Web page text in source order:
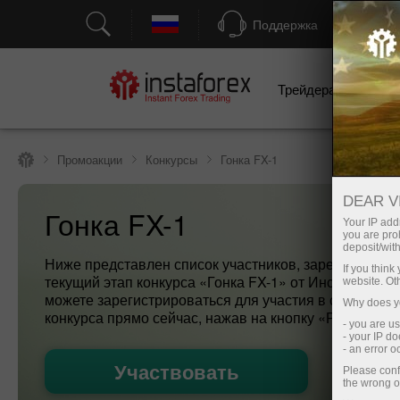
Поддержка
Трейдерам
Промоакции Конкурсы Гонка FX-1
Гонка FX-1
Ниже представлен список участников,
текущий этап конкурса «Гонка FX-1» от
можете зарегистрироваться для участия в
конкурса прямо сейчас, нажав на кнопку
Участвовать
DEAR
Your IP
you are
deposit/
If you
website.
Why does
- you are
- your IP
- an error
Please
the wrong